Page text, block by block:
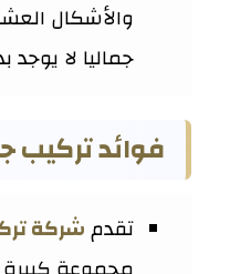
والأشكال
جماليا لا يوجد
فوائد
تقدمشركة